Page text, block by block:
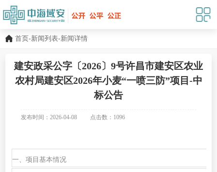
首页-新闻列表-新闻详情
建安政采公字〔2026〕9号许昌市建安区农业
农村局建安区2026年小麦“一喷三防”项目-中
标公告
发布时间：2026-04-08 点击数： 1096
一、项目基本情况